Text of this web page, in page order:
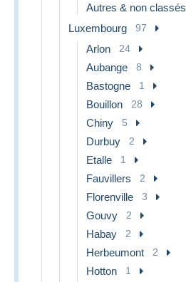
Autres & non classés
Luxembourg 97
Arlon 24
Aubange 8
Bastogne 1
Bouillon 28
Chiny 5
Durbuy 2
Etalle 1
Fauvillers 2
Florenville 3
Gouvy 2
Habay 2
Herbeumont 2
Hotton 1